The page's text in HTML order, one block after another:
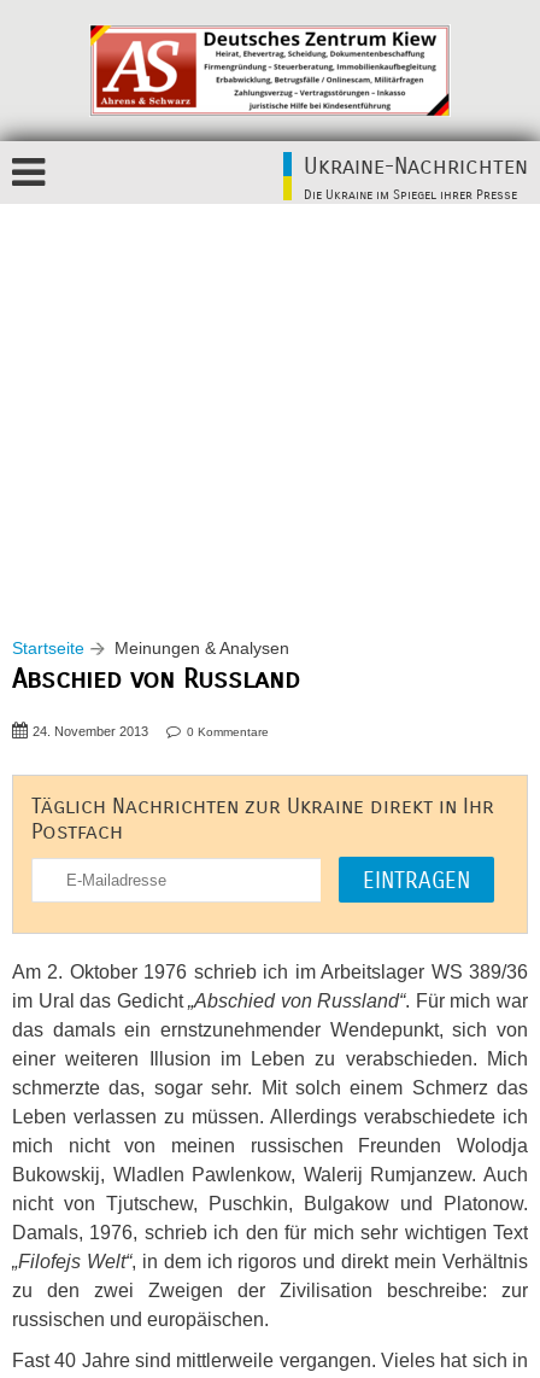
Ukraine-Nachrichten
Die Ukraine im Spiegel ihrer Presse
Startseite Meinungen & Analysen
Abschied von Russland
24. November 2013 0 Kommentare
Täglich Nachrichten zur Ukraine direkt in Ihr
Postfach
Am 2. Oktober 1976 schrieb ich im Arbeitslager WS 389/36
im Ural das Gedicht„Abschied von Russland“. Für mich war
das damals ein ernstzunehmender Wendepunkt, sich von
einer weiteren Illusion im Leben zu verabschieden. Mich
schmerzte das, sogar sehr. Mit solch einem Schmerz das
Leben verlassen zu müssen. Allerdings verabschiedete ich
mich nicht von meinen russischen Freunden Wolodja
Bukowskij, Wladlen Pawlenkow, Walerij Rumjanzew. Auch
nicht von Tjutschew, Puschkin, Bulgakow und Platonow.
Damals, 1976, schrieb ich den für mich sehr wichtigen Text
„Filofejs Welt“, in dem ich rigoros und direkt mein Verhältnis
zu den zwei Zweigen der Zivilisation beschreibe: zur
russischen und europäischen.
Fast 40 Jahre sind mittlerweile vergangen. Vieles hat sich in